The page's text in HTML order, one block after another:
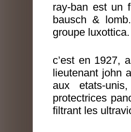
ray-ban est un
bausch &
groupe luxottica.
c’est en 1927,
lieutenant john
aux etats-
protectrices
filtrant les